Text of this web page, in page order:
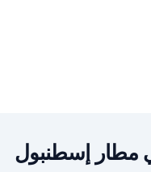
في مطار إسطنبول